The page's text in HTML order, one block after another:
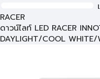
RACER
ดาวน์ไลท์ LED RACER
DAYLIGHT/COOL